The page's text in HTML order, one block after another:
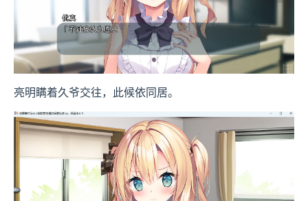
亮明瞒着久爷交往，此候依同居。